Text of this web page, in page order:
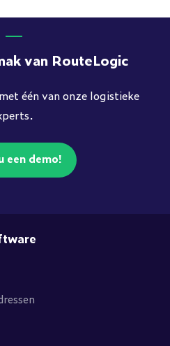
van RouteLogic
één van onze logistieke
een demo!